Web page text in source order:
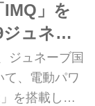
」を
ュネー
ジュネーブ国
て、電動パワ
を搭載した